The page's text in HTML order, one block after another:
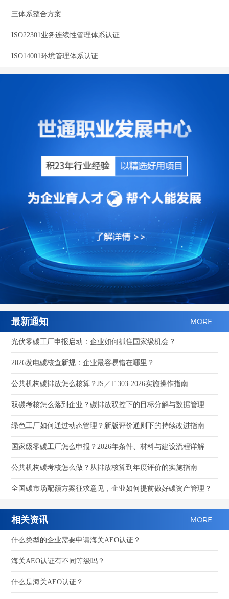
三体系整合方案
ISO22301业务连续性管理体系认证
ISO14001环境管理体系认证
最新通知 MORE +
光伏零碳工厂申报启动：企业如何抓住国家级机会？
2026发电碳核查新规：企业最容易错在哪里？
公共机构碳排放怎么核算？JS／T 303-2026实施操作指南
绿色工厂如何通过动态管理？新版评价通则下的持续改进指南
国家级零碳工厂怎么申报？2026年条件、材料与建设流程详解
公共机构碳考核怎么做？从排放核算到年度评价的实施指南
全国碳市场配额方案征求意见，企业如何提前做好碳资产管理？
相关资讯 MORE +
什么类型的企业需要申请海关AEO认证？
海关AEO认证有不同等级吗？
什么是海关AEO认证？